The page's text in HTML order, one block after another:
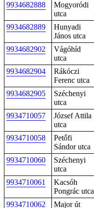
9934682888
Mogyoródi
utca
9934682889
Hunyadi
János utca
9934682902
Vágóhíd
utca
9934682904
Rákóczi
Ferenc utca
9934682905
Széchenyi
utca
9934710057
József Attila
utca
9934710058
Petőfi
Sándor utca
9934710060
Széchenyi
utca
9934710061
Kacsóh
Pongrác utca
9934710062 Major út